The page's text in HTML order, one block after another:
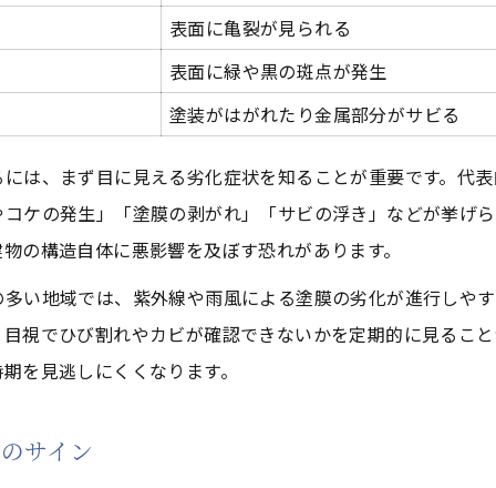
ふじみ野市の気温・湿度データで見る外壁屋根塗装適
外壁屋根塗装の春秋シーズンが選ばれる理由
梅雨・真夏・冬に外壁屋根塗装を避けるべき理由
気候に左右されない外壁屋根塗装の工夫とは
外壁屋根塗装で予約が集中する時期と注意点
補助金活用が叶える安心の塗り替え計画
ふじみ野市の外壁屋根塗装補助金最新情報まとめ
補助金申請時に注意したい外壁屋根塗装の条件
外壁屋根塗装で使える全国規模の補助金制度
申請書類の準備とよくある落とし穴一覧
施工時期判断で失敗しない外壁屋根塗装の極意
表面に亀裂が見られる
表面に緑や黒の斑点が発生
塗装がはがれたり金属部分がサビる
は、まず目に見える劣化症状を知ることが重要です。代
ケの発生」「塗膜の剥がれ」「サビの浮き」などが挙げ
の構造自体に悪影響を及ぼす恐れがあります。
い地域では、紫外線や雨風による塗膜の劣化が進行しや
視でひび割れやカビが確認できないかを定期的に見るこ
を見逃しにくくなります。
サイン